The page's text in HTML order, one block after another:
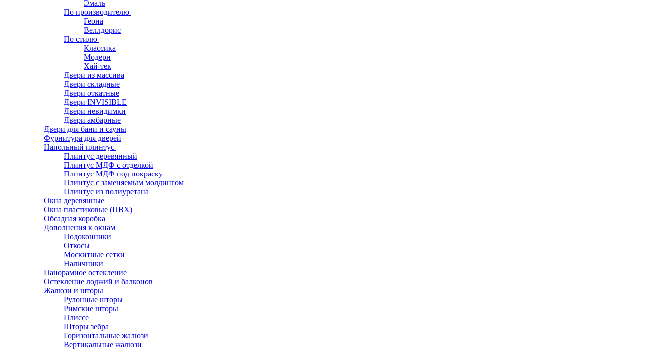
Эмаль
По производителю
Геона
Веллдорис
По стилю
Классика
Модерн
Хай-тек
Двери из массива
Двери складные
Двери откатные
Двери INVISIBLE
Двери невидимки
Двери амбарные
Двери для бани и сауны
Фурнитура для дверей
Напольный плинтус
Плинтус деревянный
Плинтус МДФ с отделкой
Плинтус МДФ под покраску
Плинтус с заменяемым молдингом
Плинтус из полиуретана
Окна деревянные
Окна пластиковые (ПВХ)
Обсадная коробка
Дополнения к окнам
Подоконники
Откосы
Москитные сетки
Наличники
Панорамное остекление
Остекление лоджий и балконов
Жалюзи и шторы
Рулонные шторы
Римские шторы
Плиссе
Шторы зебра
Горизонтальные жалюзи
Вертикальные жалюзи